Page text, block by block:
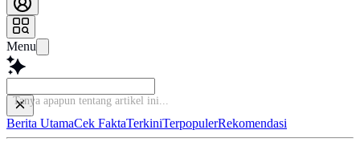
Menu
Tanya apapun tentang artikel ini...
Berita UtamaCek FaktaTerkiniTerpopulerRekomendasi